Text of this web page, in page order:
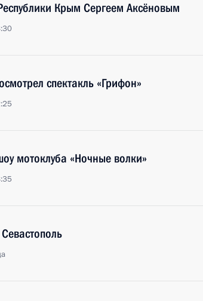
Крым Сергеем Аксёновым
спектакль «Грифон»
мотоклуба «Ночные волки»